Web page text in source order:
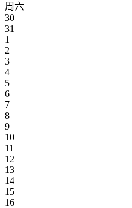
周六
30
31
1
2
3
4
5
6
7
8
9
10
11
12
13
14
15
16